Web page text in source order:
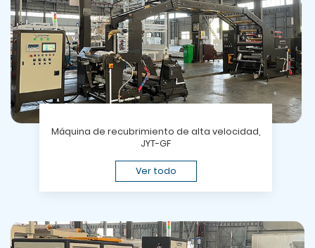
Máquina de recubrimiento de alta velocidad,
JYT-GF
Ver todo